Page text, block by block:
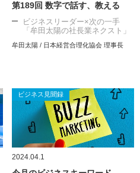
第189回 数字で話す、教える
ビジネスリーダー×次の一手
「牟田太陽の社長業ネクスト」
牟田太陽 / 日本経営合理化協会 理事長
ビジネス見聞録
2024.04.1